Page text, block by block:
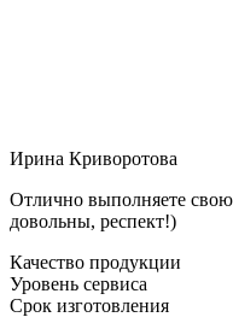
Ирина Криворотова
Отлично выполняете свою
довольны, респект!)
Качество продукции
Уровень сервиса
Срок изготовления